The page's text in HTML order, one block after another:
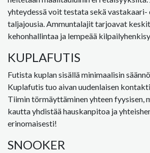
yhteydessä voit testata sekä vastakaari-
taljajousia. Ammuntalajit tarjoavat
kehonhallintaa ja lempeää
KUPLAFUTIS
Futista kuplan sisällä minimaalisin
Kuplafutis tuo aivan uudenlaisen
Tiimin törmäyttäminen yhteen fyysisen,
kautta yhdistää hauskanpitoa ja
erinomaisesti!
SNOOKER